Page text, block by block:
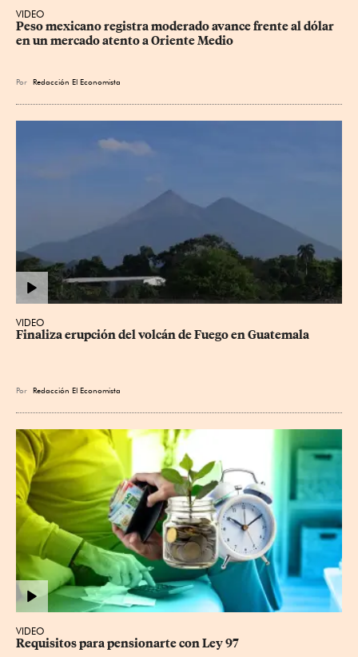
VIDEO
Peso mexicano registra moderado avance frente al dólar
en un mercado atento a Oriente Medio
Por Redacción El Economista
VIDEO
Finaliza erupción del volcán de Fuego en Guatemala
Por Redacción El Economista
VIDEO
Requisitos para pensionarte con Ley 97